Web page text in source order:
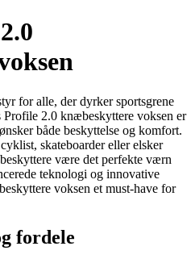
for alle, der dyrker sportsgrene
2.0 knæbeskyttere voksen er
både beskyttelse og komfort.
skateboarder eller elsker
være det perfekte værn
teknologi og innovative
voksen et must-have for
fordele